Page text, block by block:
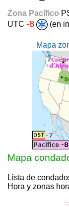
Zona Pacífico
UTC -8 (en
Mapa
Mapa
Lista de
Hora y zonas